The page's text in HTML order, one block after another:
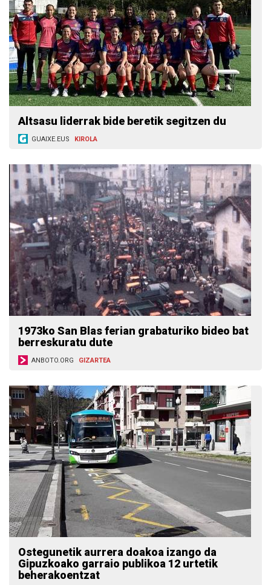
Altsasu liderrak bide beretik segitzen du
GUAIXE.EUS KIROLA
1973ko San Blas ferian grabaturiko bideo bat
berreskuratu dute
ANBOTO.ORG GIZARTEA
Ostegunetik aurrera doakoa izango da
Gipuzkoako garraio publikoa 12 urtetik
beherakoentzat